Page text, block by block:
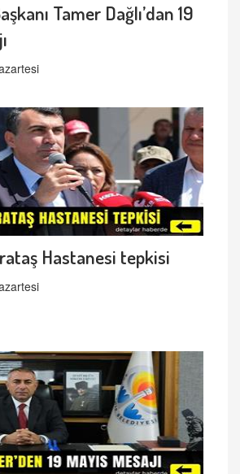
Tamer Dağlı’dan 19
Hastanesi tepkisi